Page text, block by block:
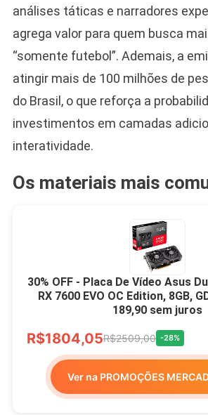
análises táticas e narradores
agrega valor para quem busca
“somente futebol”. Ademais, a
atingir mais de 100 milhões de
do Brasil, o que reforça a
investimentos em camadas
interatividade.
Os materiais mais
30% OFF - Placa De Vídeo Asus
RX 7600 EVO OC Edition, 8GB,
189,90 sem juros
R$1804,05R$2509,00 -28%
Ver na PROMOÇÕES